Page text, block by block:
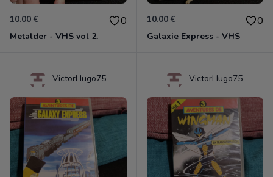
10.00 € 0
Metalder - VHS vol 2.
10.00 € 0
Galaxie Express - VHS
VictorHugo75 VictorHugo75